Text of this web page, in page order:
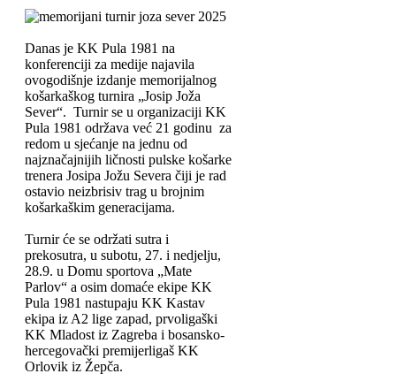
Danas je KK Pula 1981 na
konferenciji za medije najavila
ovogodišnje izdanje memorijalnog
košarkaškog turnira „Josip Joža
Sever“. Turnir se u organizaciji KK
Pula 1981 održava već 21 godinu za
redom u sjećanje na jednu od
najznačajnijih ličnosti pulske košarke
trenera Josipa Jožu Severa čiji je rad
ostavio neizbrisiv trag u brojnim
košarkaškim generacijama.
Turnir će se održati sutra i
prekosutra, u subotu, 27. i nedjelju,
28.9. u Domu sportova „Mate
Parlov“ a osim domaće ekipe KK
Pula 1981 nastupaju KK Kastav
ekipa iz A2 lige zapad, prvoligaški
KK Mladost iz Zagreba i bosansko-
hercegovački premijerligaš KK
Orlovik iz Žepča.